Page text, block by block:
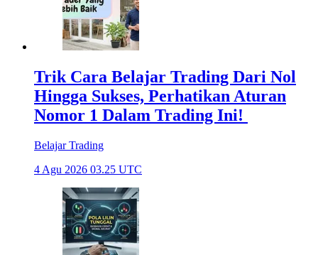
Trik Cara Belajar Trading Dari Nol
Hingga Sukses, Perhatikan Aturan
Nomor 1 Dalam Trading Ini!
Belajar Trading
4 Agu 2026 03.25 UTC